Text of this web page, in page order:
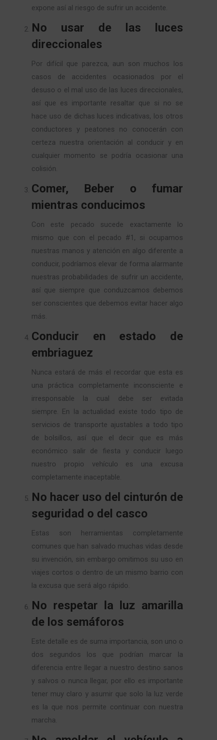
expone así al riesgo de sufrir un accidente.
No usar de las luces
direccionales
Por difícil que parezca, aun son muchos los
casos de accidentes ocasionados por el
desuso o el mal uso de las luces direccionales,
así que es importante resaltar que si no se
hace uso de dichas luces indicativas, los otros
conductores y peatones no conocerán con
certeza nuestra orientación al conducir y en
cualquier momento se podría ocasionar una
colisión.
Comer, Beber o fumar
mientras conducimos
Con este pecado sucede exactamente lo
mismo que con el pecado #1, si ocupamos
nuestras manos y atención en algo diferente a
conducir, podríamos elevar de forma alarmante
nuestras probabilidades de sufrir un accidente,
así que siempre que conduzcamos debemos
ser conscientes que debemos evitar hacer algo
más.
Conducir en estado de
embriaguez
Nunca estará de más el recordar que esta es
una práctica completamente inconsciente e
irresponsable la cual debe ser evitada
siempre. En la actualidad existe todo tipo de
servicios de transporte ajustables a todo tipo
de bolsillos, así que el decir que es más
económico salir de fiesta y conducir luego
nuestro propio vehículo es una excusa
completamente inaceptable.
No hacer uso del cinturón de
seguridad o del casco
Estas son herramientas completamente
comunes que han salvado muchas vidas desde
su invención, sin embargo omitimos su uso en
viajes cortos o dentro de un mismo barrio con
la excusa que será algo rápido.
No respetar la luz amarilla
de los semáforos
Este detalle es de suma importancia, son uno o
dos segundos los que podrían marcar la
diferencia entre llegar a nuestro destino sanos
y salvos o nunca llegar, por ello es importante
tener muy claro y asumir que solo la luz verde
es la que nos permite continuar con nuestra
marcha.